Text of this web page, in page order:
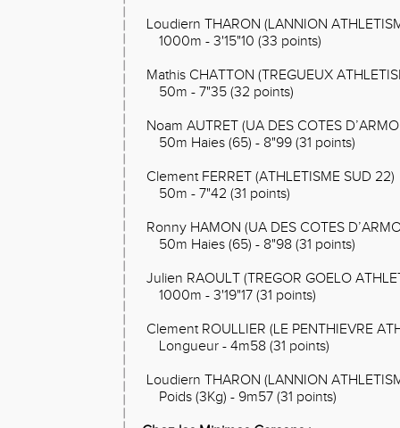
Loudiern THARON (LANNION
1000m - 3'15"10 (33 points)
Mathis CHATTON (TREGUEUX
50m - 7"35 (32 points)
Noam AUTRET (UA DES COTES
50m Haies (65) - 8"99 (31 points)
Clement FERRET (ATHLETISME SUD 22)
50m - 7"42 (31 points)
Ronny HAMON (UA DES COTES
50m Haies (65) - 8"98 (31 points)
Julien RAOULT (TREGOR GOELO
1000m - 3'19"17 (31 points)
Clement ROULLIER (LE PENTHIEVRE
Longueur - 4m58 (31 points)
Loudiern THARON (LANNION
Poids (3Kg) - 9m57 (31 points)